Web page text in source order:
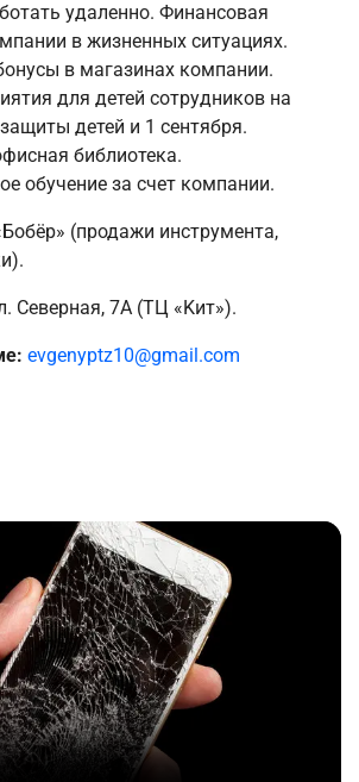
удаленно. Финансовая
в жизненных ситуациях.
в магазинах компании.
для детей сотрудников на
детей и 1 сентября.
библиотека.
обучение за счет компании.
(продажи инcтрументa,
Северная, 7А (TЦ «Kит»).
evgenyptz10@gmail.com